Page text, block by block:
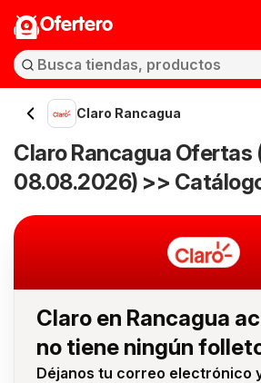
Ofertero
Claro Rancagua
Claro Rancagua
08.08.2026) >>
Claro en Rancagua
no tiene ningún
Déjanos tu correo electrónico